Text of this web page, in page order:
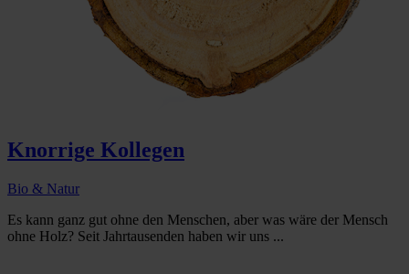
Knorrige Kollegen
Bio & Natur
Es kann ganz gut ohne den Menschen, aber was wäre der Mensch
ohne Holz? Seit Jahrtausenden haben wir uns ...